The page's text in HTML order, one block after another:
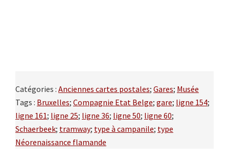
Catégories : Anciennes cartes postales; Gares; Musée
Tags : Bruxelles; Compagnie Etat Belge; gare; ligne 154;
ligne 161; ligne 25; ligne 36; ligne 50; ligne 60;
Schaerbeek; tramway; type à campanile; type
Néorenaissance flamande